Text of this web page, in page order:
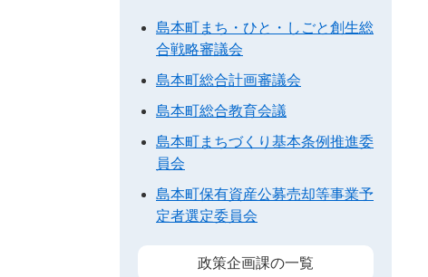
島本町まち・ひと・しごと創生総
合戦略審議会
島本町総合計画審議会
島本町総合教育会議
島本町まちづくり基本条例推進委
員会
島本町保有資産公募売却等事業予
定者選定委員会
政策企画課の一覧